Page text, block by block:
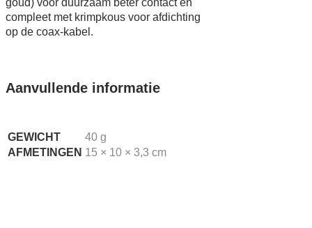
goud) voor duurzaam beter contact en
compleet met krimpkous voor afdichting
op de coax-kabel.
Aanvullende informatie
GEWICHT
40 g
AFMETINGEN 15 × 10 × 3,3 cm